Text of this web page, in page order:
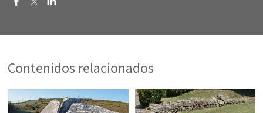
Contenidos relacionados